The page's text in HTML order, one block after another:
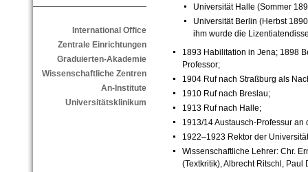
International Office
Zentrale Einrichtungen
Graduierten-Akademie
Wissenschaftliche Zentren
An-Institute
Universitätsklinikum
Universität Halle (Sommer
Universität Berlin (Herbst
ihm wurde die
1893 Habilitation in Jena; 1898
Professor;
1904 Ruf nach Straßburg als
1910 Ruf nach Breslau;
1913 Ruf nach Halle;
1913/14 Austausch-Professur an
1922–1923 Rektor der
Wissenschaftliche Lehrer: Chr.
(Textkritik), Albrecht Ritschl, Paul